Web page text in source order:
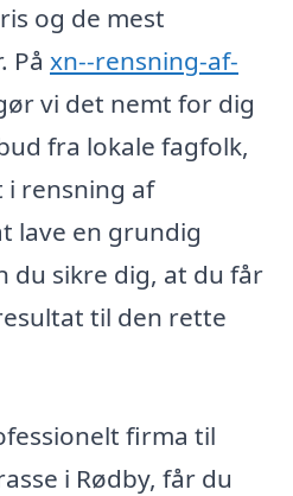
og de mest
På xn--rensning-af-
vi det nemt for dig
fra lokale fagfolk,
i rensning af
lave en grundig
du sikre dig, at du får
til den rette
firma til
i Rødby, får du